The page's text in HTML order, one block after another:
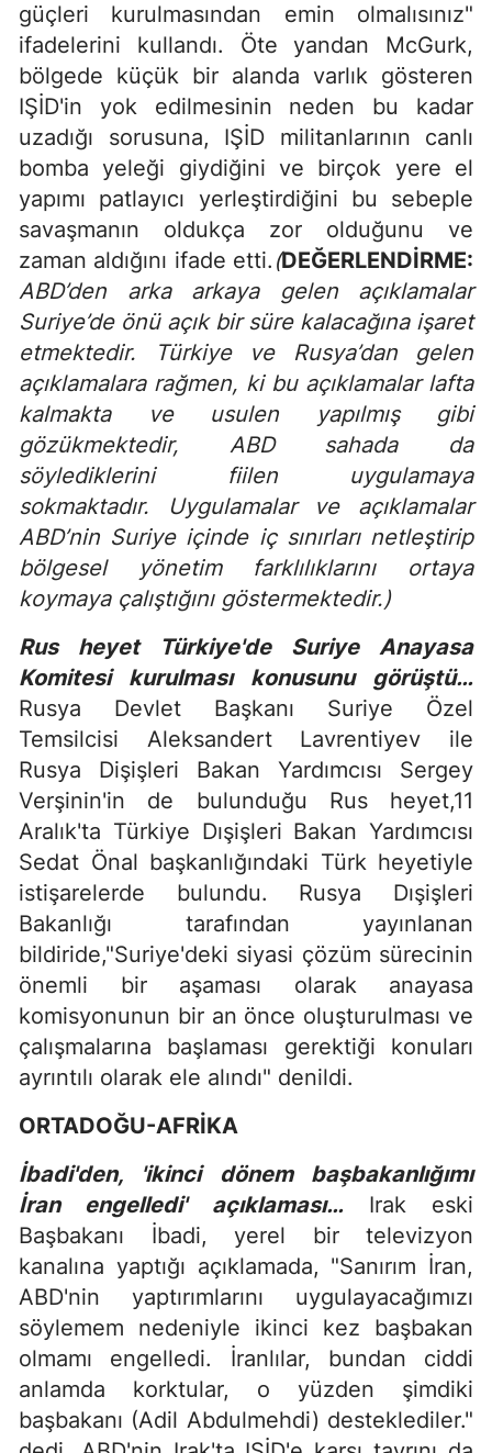
güçleri kurulmasından emin olmalısınız"
ifadelerini kullandı. Öte yandan McGurk,
bölgede küçük bir alanda varlık gösteren
IŞİD'in yok edilmesinin neden bu kadar
uzadığı sorusuna, IŞİD militanlarının canlı
bomba yeleği giydiğini ve birçok yere el
yapımı patlayıcı yerleştirdiğini bu sebeple
savaşmanın oldukça zor olduğunu ve
zaman aldığını ifade etti. (DEĞERLENDİRME:
ABD’den arka arkaya gelen açıklamalar
Suriye’de önü açık bir süre kalacağına işaret
etmektedir. Türkiye ve Rusya’dan gelen
açıklamalara rağmen, ki bu açıklamalar lafta
kalmakta ve usulen yapılmış gibi
gözükmektedir, ABD sahada da
söylediklerini fiilen uygulamaya
sokmaktadır. Uygulamalar ve açıklamalar
ABD’nin Suriye içinde iç sınırları netleştirip
bölgesel yönetim farklılıklarını ortaya
koymaya çalıştığını göstermektedir.)
Rus heyet Türkiye'de Suriye Anayasa
Komitesi kurulması konusunu görüştü…
Rusya Devlet Başkanı Suriye Özel
Temsilcisi Aleksandert Lavrentiyev ile
Rusya Dişişleri Bakan Yardımcısı Sergey
Verşinin'in de bulunduğu Rus heyet,11
Aralık'ta Türkiye Dışişleri Bakan Yardımcısı
Sedat Önal başkanlığındaki Türk heyetiyle
istişarelerde bulundu. Rusya Dışişleri
Bakanlığı tarafından yayınlanan
bildiride,"Suriye'deki siyasi çözüm sürecinin
önemli bir aşaması olarak anayasa
komisyonunun bir an önce oluşturulması ve
çalışmalarına başlaması gerektiği konuları
ayrıntılı olarak ele alındı" denildi.
ORTADOĞU-AFRİKA
İbadi'den, 'ikinci dönem başbakanlığımı
İran engelledi' açıklaması…
Irak eski
Başbakanı İbadi, yerel bir televizyon
kanalına yaptığı açıklamada, "Sanırım İran,
ABD'nin yaptırımlarını uygulayacağımızı
söylemem nedeniyle ikinci kez başbakan
olmamı engelledi. İranlılar, bundan ciddi
anlamda korktular, o yüzden şimdiki
başbakanı (Adil Abdulmehdi) desteklediler."